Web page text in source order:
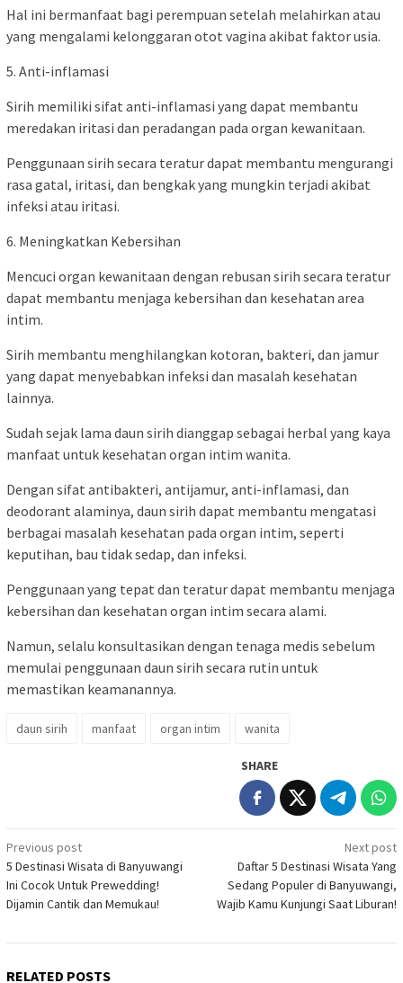
Hal ini bermanfaat bagi perempuan setelah melahirkan atau
yang mengalami kelonggaran otot vagina akibat faktor usia.
5. Anti-inflamasi
Sirih memiliki sifat anti-inflamasi yang dapat membantu
meredakan iritasi dan peradangan pada organ kewanitaan.
Penggunaan sirih secara teratur dapat membantu mengurangi
rasa gatal, iritasi, dan bengkak yang mungkin terjadi akibat
infeksi atau iritasi.
6. Meningkatkan Kebersihan
Mencuci organ kewanitaan dengan rebusan sirih secara teratur
dapat membantu menjaga kebersihan dan kesehatan area
intim.
Sirih membantu menghilangkan kotoran, bakteri, dan jamur
yang dapat menyebabkan infeksi dan masalah kesehatan
lainnya.
Sudah sejak lama daun sirih dianggap sebagai herbal yang kaya
manfaat untuk kesehatan organ intim wanita.
Dengan sifat antibakteri, antijamur, anti-inflamasi, dan
deodorant alaminya, daun sirih dapat membantu mengatasi
berbagai masalah kesehatan pada organ intim, seperti
keputihan, bau tidak sedap, dan infeksi.
Penggunaan yang tepat dan teratur dapat membantu menjaga
kebersihan dan kesehatan organ intim secara alami.
Namun, selalu konsultasikan dengan tenaga medis sebelum
memulai penggunaan daun sirih secara rutin untuk
memastikan keamanannya.
daun sirih manfaat organ intim wanita
SHARE
Post
navigation
Previous post
5 Destinasi Wisata di Banyuwangi
Ini Cocok Untuk Prewedding!
Dijamin Cantik dan Memukau!
Next post
Daftar 5 Destinasi Wisata Yang
Sedang Populer di Banyuwangi,
Wajib Kamu Kunjungi Saat Liburan!
RELATED POSTS